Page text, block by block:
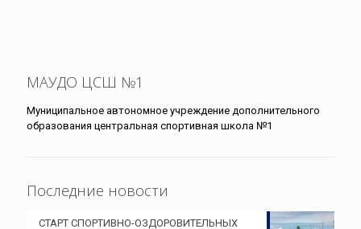
МАУДО ЦСШ №1
Муниципальное автономное учреждение дополнительного
образования центральная спортивная школа №1
Последние новости
СТАРТ СПОРТИВНО-ОЗДОРОВИТЕЛЬНЫХ